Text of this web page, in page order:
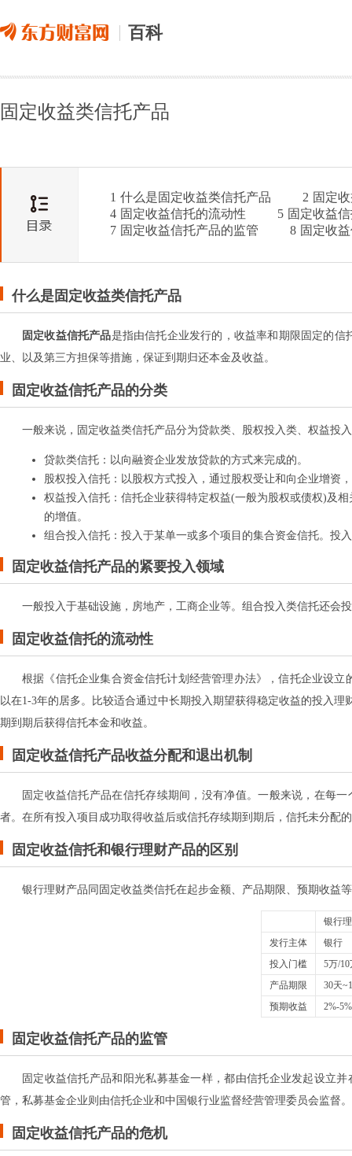
百科
固定收益类信托产品
1 什么是固定收益类信托产品 2 固定
4 固定收益信托的流动性 5 固定收益
7 固定收益信托产品的监管 8 固定收
什么是固定收益类信托产品
固定收益信托产品是指由信托企业发行的，收益率和期限固定的
业、以及第三方担保等措施，保证到期归还本金及收益。
固定收益信托产品的分类
一般来说，固定收益类信托产品分为贷款类、股权投入类、权益投
贷款类信托：以向融资企业发放贷款的方式来完成的。
股权投入信托：以股权方式投入，通过股权受让和向企业增资
权益投入信托：信托企业获得特定权益(一般为股权或债权)及
的增值。
组合投入信托：投入于某单一或多个项目的集合资金信托。投
固定收益信托产品的紧要投入领域
一般投入于基础设施，房地产，工商企业等。组合投入类信托还会
固定收益信托的流动性
根据《信托企业集合资金信托计划经营管理办法》，信托企业设
以在1-3年的居多。比较适合通过中长期投入期望获得稳定收益的投入
期到期后获得信托本金和收益。
固定收益信托产品收益分配和退出机制
固定收益信托产品在信托存续期间，没有净值。一般来说，在每
者。在所有投入项目成功取得收益后或信托存续期到期后，信托未分配
固定收益信托和银行理财产品的区别
银行理财产品同固定收益类信托在起步金额、产品期限、预期收益
银行
发行主体
银行
投入门槛
5万/
产品期限
30天
预期收益
2%-
固定收益信托产品的监管
固定收益信托产品和阳光私募基金一样，都由信托企业发起设立
管，私募基金企业则由信托企业和中国银行业监督经营管理委员会监督。
固定收益信托产品的危机